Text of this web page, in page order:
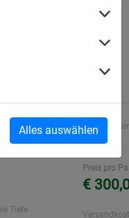
Alles auswählen
mm
45 mm
Tiefe
1301
Preis pro
€